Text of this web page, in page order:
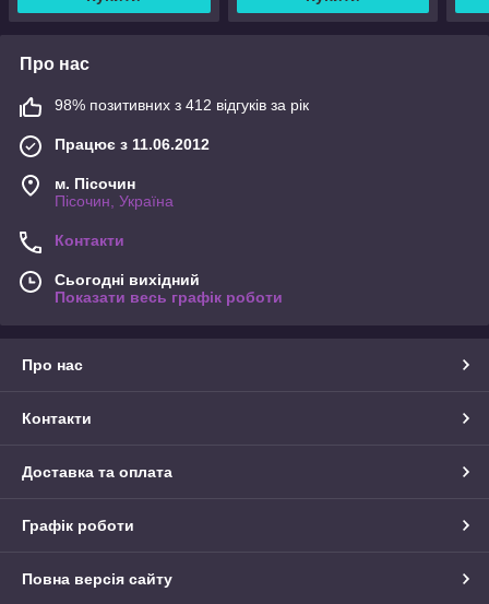
Про нас
98% позитивних з 412 відгуків за рік
Працює з 11.06.2012
м. Пісочин
Пісочин, Україна
Контакти
Сьогодні вихідний
Показати весь графік роботи
Про нас
Контакти
Доставка та оплата
Графік роботи
Повна версія сайту